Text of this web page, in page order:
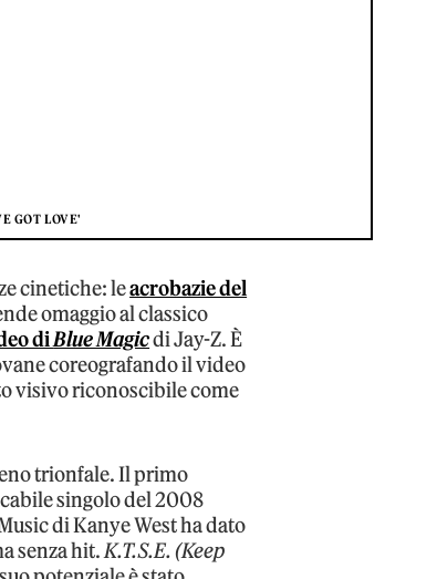
GOT LOVE'
cinetiche: leacrobazie del
omaggio al classico
diBlue Magicdi Jay-Z. È
coreografando il video
visivo riconoscibile come
trionfale. Il primo
singolo del 2008
di Kanye West ha dato
senza hit.K.T.S.E. (Keep